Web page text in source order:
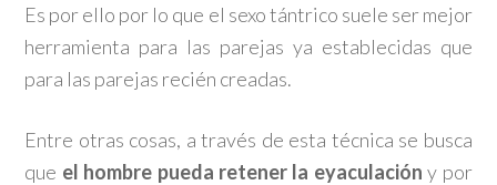
Es por ello por lo que el sexo tántrico suele ser mejor
herramienta para las parejas ya establecidas que
para las parejas recién creadas.
Entre otras cosas, a través de esta técnica se busca
que el hombre pueda retener la eyaculación y por